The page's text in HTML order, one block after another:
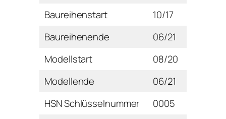
Baureihenstart
10/17
Baureihenende
06/21
Modellstart
08/20
Modellende
06/21
HSN Schlüsselnummer
0005